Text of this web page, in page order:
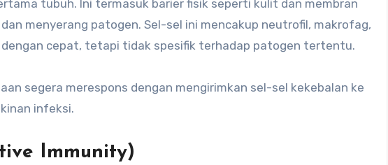
tubuh. Ini termasuk barier fisik seperti kulit dan membran
menyerang patogen. Sel-sel ini mencakup neutrofil, makrofag,
dengan cepat, tetapi tidak spesifik terhadap patogen tertentu.
segera merespons dengan mengirimkan sel-sel kekebalan ke
infeksi.
Immunity)